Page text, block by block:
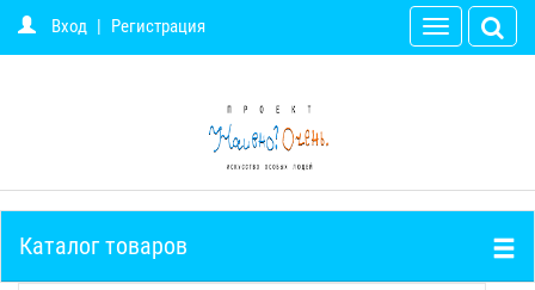
Вход | Регистрация
Toggle
navigation
Каталог товаров